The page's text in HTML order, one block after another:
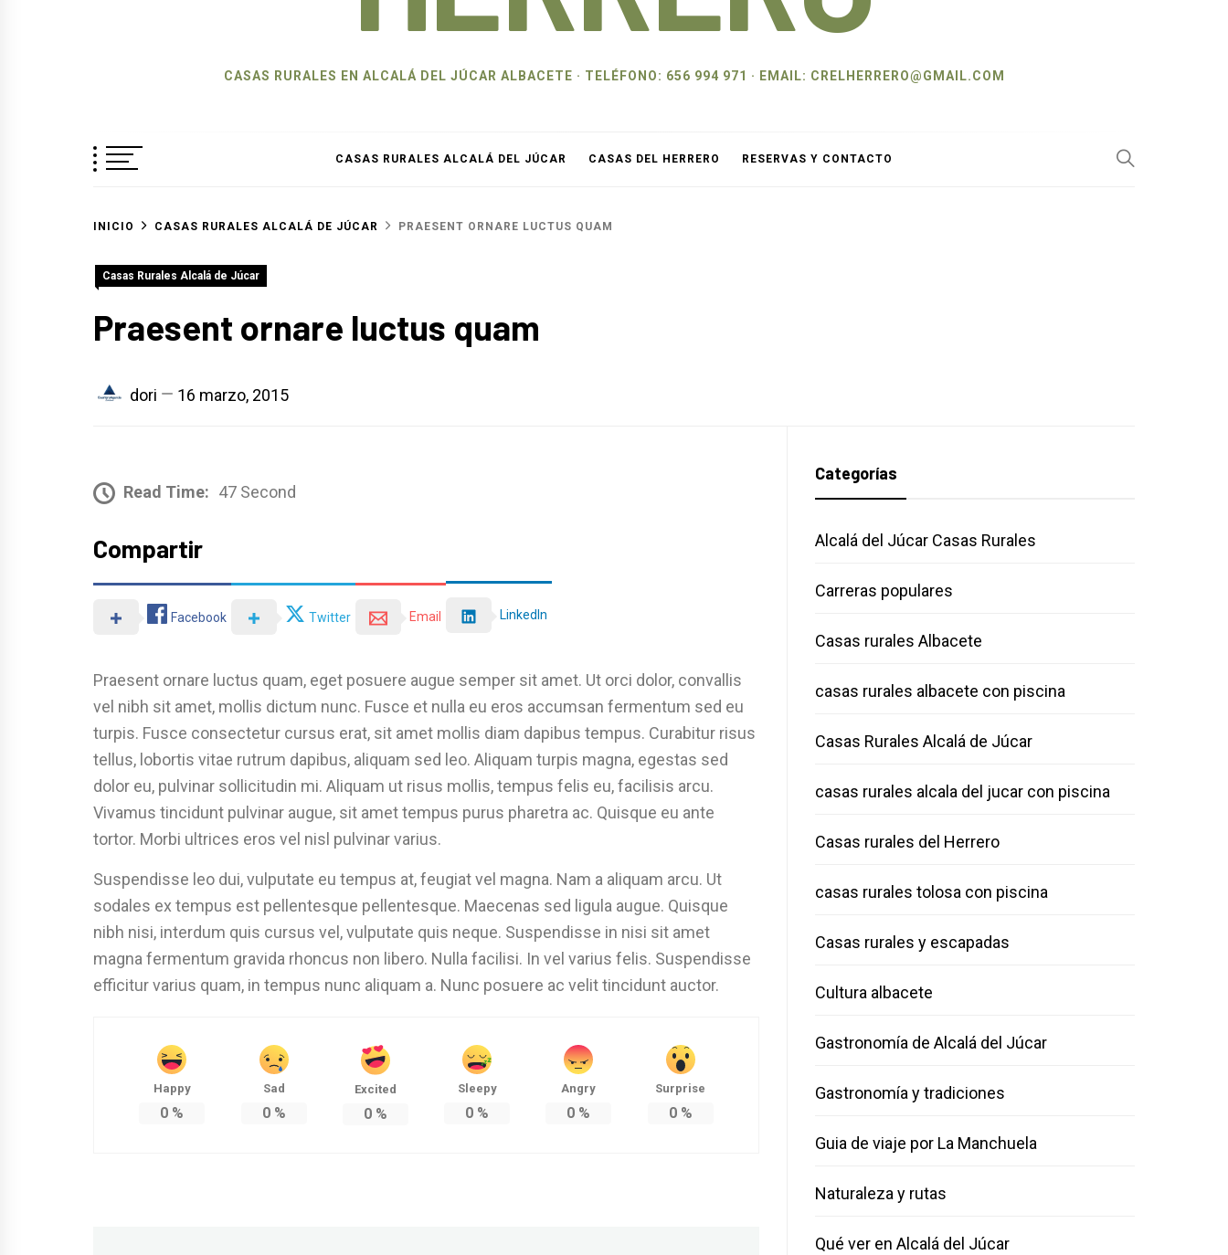
CASAS RURALES EN ALCALÁ DEL JÚCAR ALBACETE · TELÉFONO: 656 994 971 · EMAIL: CRELHERRERO@GMAIL.COM
CASAS RURALES ALCALÁ DEL JÚCAR CASAS DEL HERRERO RESERVAS Y CONTACTO
INICIO CASAS RURALES ALCALÁ DE JÚCAR PRAESENT ORNARE LUCTUS QUAM
Casas Rurales Alcalá de Júcar
Praesent ornare luctus quam
dori 16 marzo, 2015
Read Time: 47 Second
Compartir
Facebook Twitter Email LinkedIn
Praesent ornare luctus quam, eget posuere augue semper sit amet. Ut orci dolor, convallis
vel nibh sit amet, mollis dictum nunc. Fusce et nulla eu eros accumsan fermentum sed eu
turpis. Fusce consectetur cursus erat, sit amet mollis diam dapibus tempus. Curabitur risus
tellus, lobortis vitae rutrum dapibus, aliquam sed leo. Aliquam turpis magna, egestas sed
dolor eu, pulvinar sollicitudin mi. Aliquam ut risus mollis, tempus felis eu, facilisis arcu.
Vivamus tincidunt pulvinar augue, sit amet tempus purus pharetra ac. Quisque eu ante
tortor. Morbi ultrices eros vel nisl pulvinar varius.
Suspendisse leo dui, vulputate eu tempus at, feugiat vel magna. Nam a aliquam arcu. Ut
sodales ex tempus est pellentesque pellentesque. Maecenas sed ligula augue. Quisque
nibh nisi, interdum quis cursus vel, vulputate quis neque. Suspendisse in nisi sit amet
magna fermentum gravida rhoncus non libero. Nulla facilisi. In vel varius felis. Suspendisse
efficitur varius quam, in tempus nunc aliquam a. Nunc posuere ac velit tincidunt auctor.
Happy
0 %
Sad
0%
Excited
0%
Sleepy
0 %
Angry
0 %
Surprise
0%
Categorías
Alcalá del Júcar Casas Rurales
Carreras populares
Casas rurales Albacete
casas rurales albacete con piscina
Casas Rurales Alcalá de Júcar
casas rurales alcala del jucar con piscina
Casas rurales del Herrero
casas rurales tolosa con piscina
Casas rurales y escapadas
Cultura albacete
Gastronomía de Alcalá del Júcar
Gastronomía y tradiciones
Guia de viaje por La Manchuela
Naturaleza y rutas
Qué ver en Alcalá del Júcar